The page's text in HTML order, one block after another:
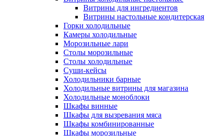
Витрины для ингредиентов
Витрины настольные кондитерская
Горки холодильные
Камеры холодильные
Морозильные лари
Столы морозильные
Столы холодильные
Суши-кейсы
Холодильники барные
Холодильные витрины для магазина
Холодильные моноблоки
Шкафы винные
Шкафы для вызревания мяса
Шкафы комбинированные
Шкафы морозильные